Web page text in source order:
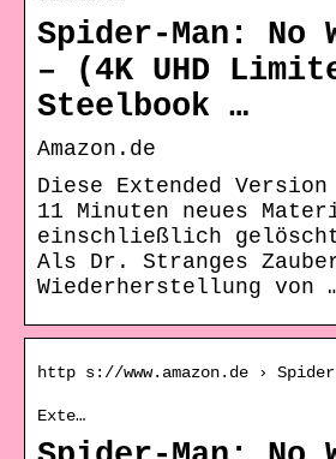
Spider-Man: No
– (4K UHD
Steelbook …
Amazon.de
Diese Extended
11 Minuten neues
einschließlich
Als Dr. Stranges
Wiederherstellung von
http s://www.amazon.de › Spider-
Exte…